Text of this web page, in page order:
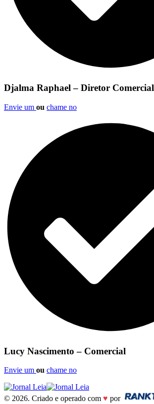
Djalma Raphael – Diretor Comercial
Envie um ou chame no
Lucy Nascimento – Comercial
Envie um ou chame no
© 2026. Criado e operado com ♥ por